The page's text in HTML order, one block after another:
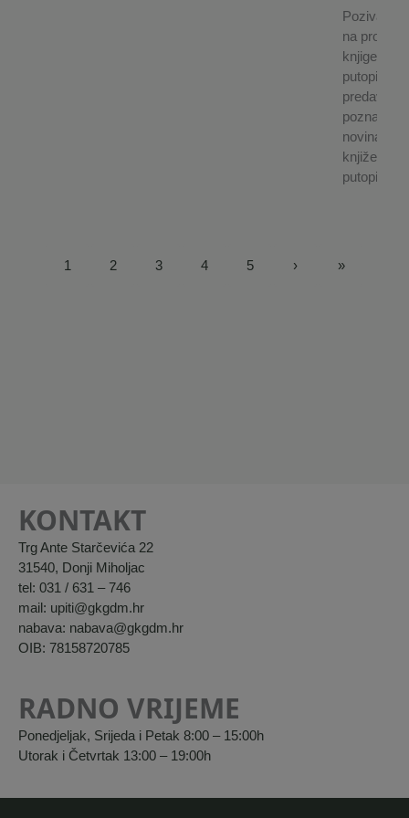
Pozivamo
na
knjige i
putopisno
predavanje
poznatog
novinara,
1 2 3 4 5 › »
KONTAKT
Trg Ante Starčevića 22
31540, Donji Miholjac
tel: 031 / 631 – 746
mail: upiti@gkgdm.hr
nabava: nabava@gkgdm.hr
OIB: 78158720785
RADNO VRIJEME
Ponedjeljak, Srijeda i Petak 8:00 – 15:00h
Utorak i Četvrtak 13:00 – 19:00h